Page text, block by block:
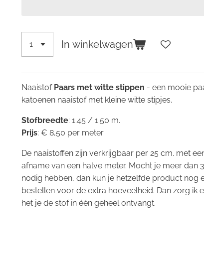
In winkelwagen
Naaistof Paars met witte stippen - een mooie
katoenen naaistof met kleine witte stipjes.
Stofbreedte: 1.45 / 1.50 m.
Prijs: € 8,50 per meter
De naaistoffen zijn verkrijgbaar per 25 cm. met
afname van een halve meter. Mocht je meer dan
nodig hebben, dan kun je hetzelfde product nog
bestellen voor de extra hoeveelheid. Dan zorg ik
het je de stof in één geheel ontvangt.